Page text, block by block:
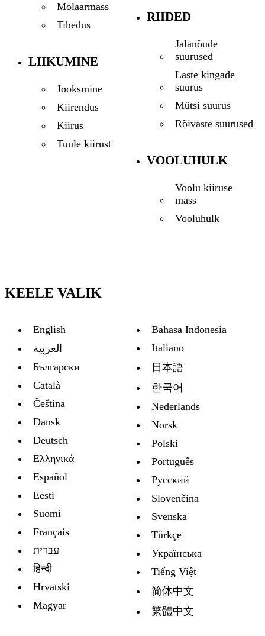
Molaarmass
Tihedus
LIIKUMINE
Jooksmine
Kiirendus
Kiirus
Tuule kiirust
RIIDED
Jalanõude
suurused
Laste kingade
suurus
Mütsi suurus
Rõivaste suurused
VOOLUHULK
Voolu kiiruse
mass
Vooluhulk
KEELE VALIK
English
العربية
Български
Català
Čeština
Dansk
Deutsch
Ελληνικά
Español
Eesti
Suomi
Français
עברית
हिन्दी
Hrvatski
Magyar
Bahasa Indonesia
Italiano
日本語
한국어
Nederlands
Norsk
Polski
Português
Русский
Slovenčina
Svenska
Türkçe
Украïнська
Tiếng Việt
简体中文
繁體中文